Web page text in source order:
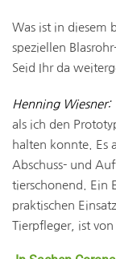
Was ist in diesem
speziellen
Seid Ihr da
Henning Wiesner:
als ich den
halten konnte. Es
Abschuss- und
tierschonend. Ein
praktischen
Tierpfleger, ist